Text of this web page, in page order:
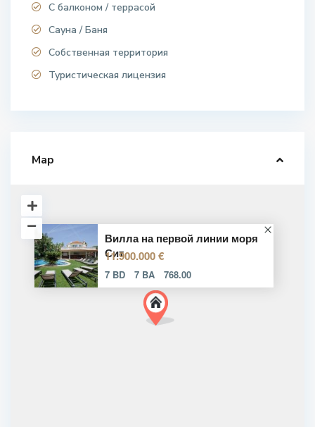
С балконом / террасой
Сауна / Баня
Собственная территория
Туристическая лицензия
Map
Вилла на первой линии моря
Сит
11.900.000 €
7 BD 7 BA 768.00